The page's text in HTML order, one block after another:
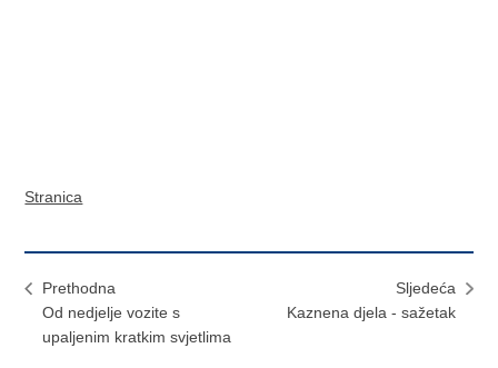
Stranica
Prethodna
Od nedjelje vozite s
upaljenim kratkim svjetlima
Sljedeća
Kaznena djela - sažetak